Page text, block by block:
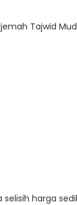
Tajwid
harga